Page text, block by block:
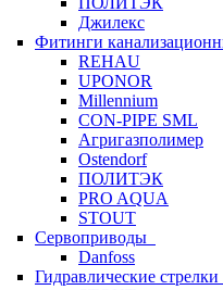
Джилекс
Фитинги
REHAU
UPONOR
Millennium
CON-PIPE SML
Агригазполимер
Ostendorf
ПОЛИТЭК
PRO AQUA
STOUT
Сервоприводы
Danfoss
Гидравлические стрелки